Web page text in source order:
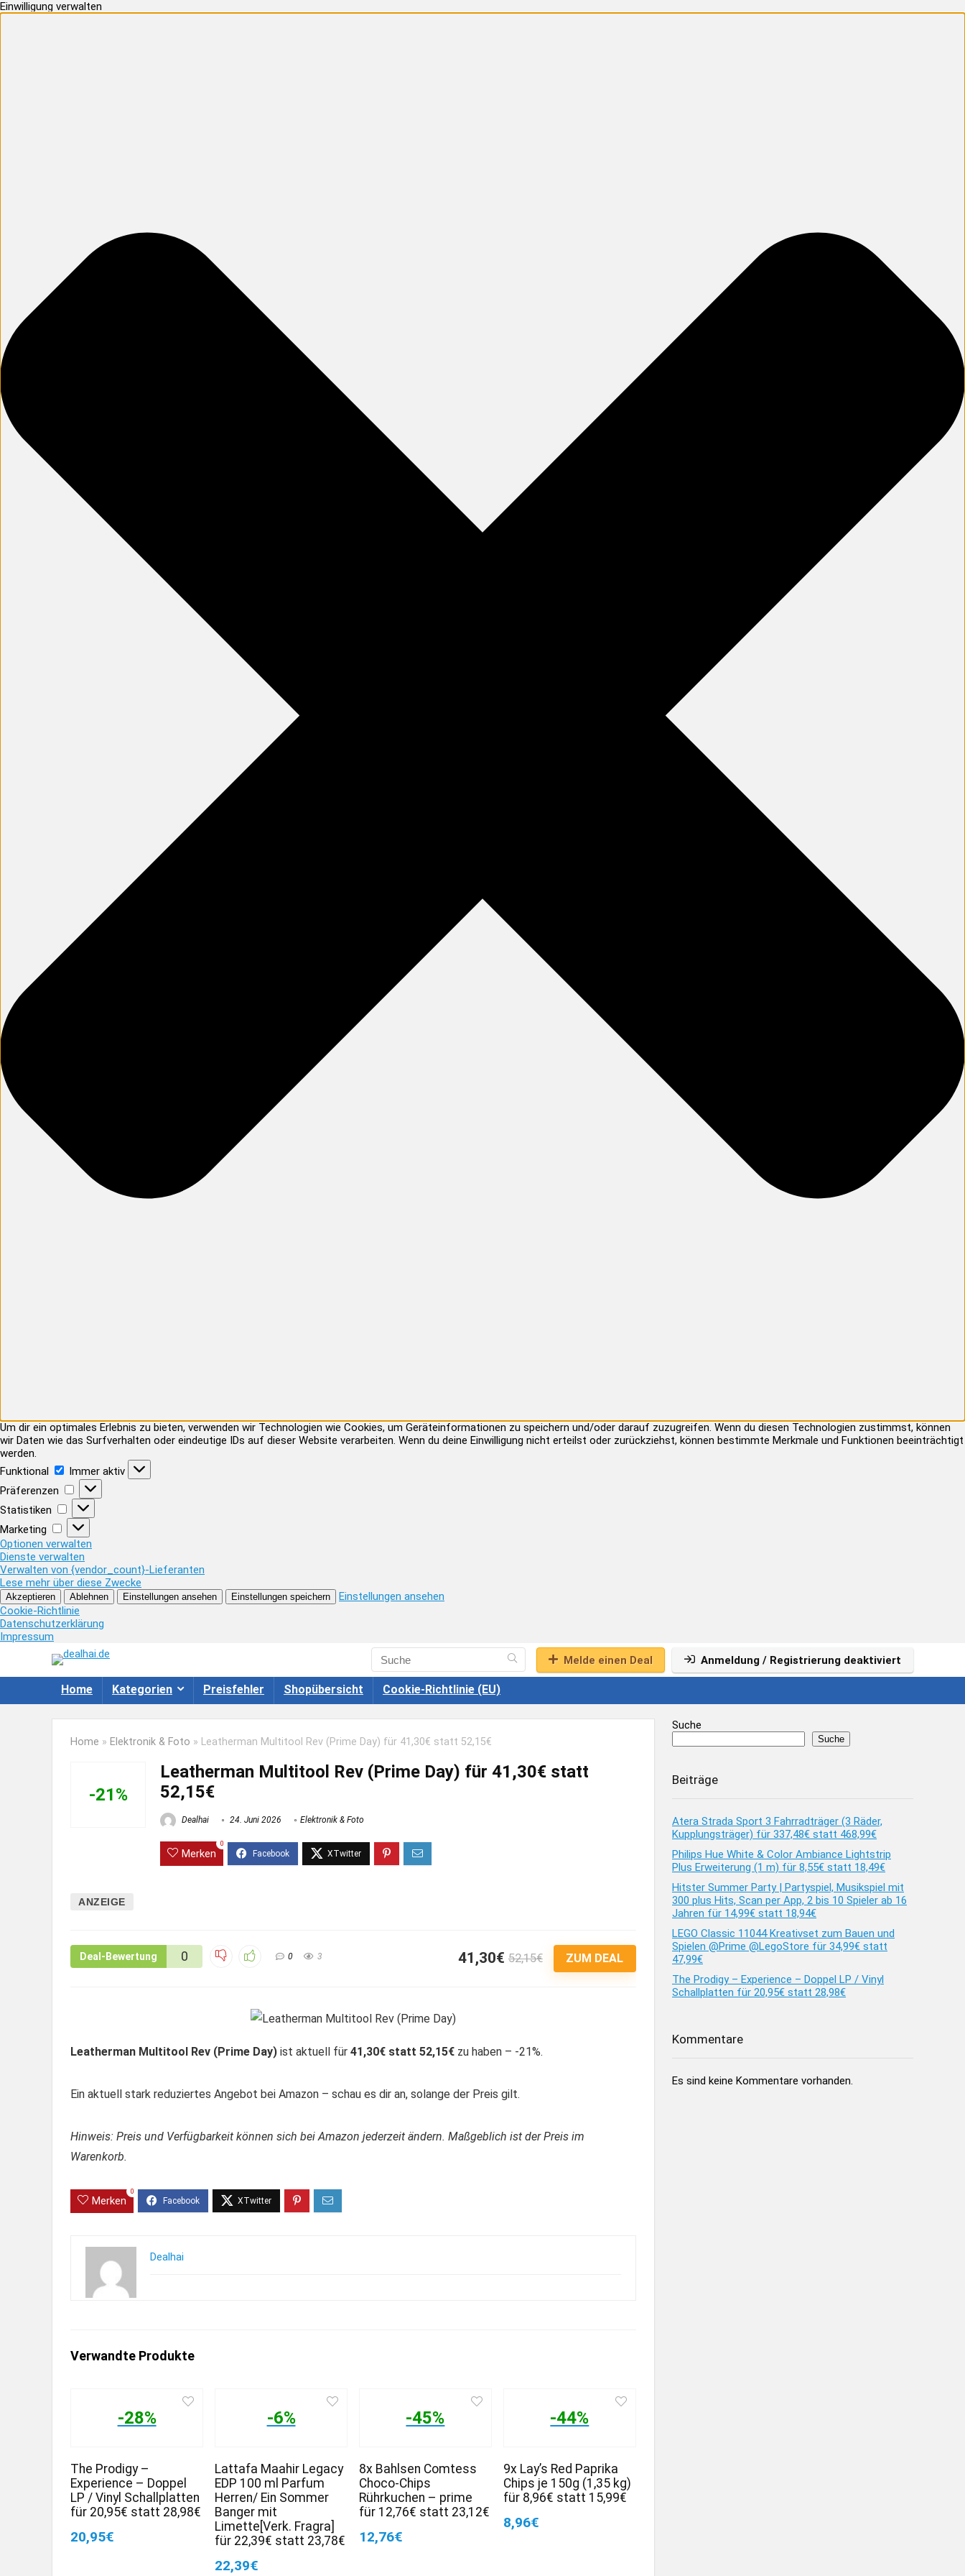
Einwilligung verwalten
Um dir ein optimales Erlebnis zu bieten, verwenden wir Technologien wie Cookies, um Geräteinformationen zu speichern und/oder darauf zuzugreifen. Wenn du diesen Technologien zustimmst, können
wir Daten wie das Surfverhalten oder eindeutige IDs auf dieser Website verarbeiten. Wenn du deine Einwilligung nicht erteilst oder zurückziehst, können bestimmte Merkmale und Funktionen beeinträchtigt
werden.
Funktional
Funktional
Immer aktiv
Präferenzen
Präferenzen
Statistiken
Statistiken
Marketing
Marketing
Optionen verwalten
Dienste verwalten
Verwalten von {vendor_count}-Lieferanten
Lese mehr über diese Zwecke
Akzeptieren Ablehnen Einstellungen ansehen Einstellungen speichern
Einstellungen ansehen
Cookie-Richtlinie
Datenschutzerklärung
Impressum
Melde einen Deal
Anmeldung / Registrierung deaktiviert
Home Kategorien Preisfehler Shopübersicht Cookie-Richtlinie (EU)
Home » Elektronik & Foto » Leatherman Multitool Rev (Prime Day) für 41,30€ statt 52,15€
-21%
Leatherman Multitool Rev (Prime Day) für 41,30€ statt
52,15€
Dealhai 24. Juni 2026 Elektronik & Foto
Merken
0
ANZEIGE
Deal-Bewertung 0 0 3 41,30€ 52,15€ ZUM DEAL
Leatherman Multitool Rev (Prime Day) ist aktuell für 41,30€ statt 52,15€ zu haben – -21%.
Ein aktuell stark reduziertes Angebot bei Amazon – schau es dir an, solange der Preis gilt.
Hinweis: Preis und Verfügbarkeit können sich bei Amazon jederzeit ändern. Maßgeblich ist der Preis im
Warenkorb.
Merken
0
Dealhai
Verwandte Produkte
-28%
The Prodigy –
Experience – Doppel
LP / Vinyl Schallplatten
für 20,95€ statt 28,98€
20,95€
-6%
Lattafa Maahir Legacy
EDP 100 ml Parfum
Herren/ Ein Sommer
Banger mit
Limette[Verk. Fragra]
für 22,39€ statt 23,78€
22,39€
-45%
8x Bahlsen Comtess
Choco-Chips
Rührkuchen – prime
für 12,76€ statt 23,12€
12,76€
-44%
9x Lay’s Red Paprika
Chips je 150g (1,35 kg)
für 8,96€ statt 15,99€
8,96€
Suche
Suche
Beiträge
Atera Strada Sport 3 Fahrradträger (3 Räder,
Kupplungsträger) für 337,48€ statt 468,99€
Philips Hue White & Color Ambiance Lightstrip
Plus Erweiterung (1 m) für 8,55€ statt 18,49€
Hitster Summer Party | Partyspiel, Musikspiel mit
300 plus Hits, Scan per App, 2 bis 10 Spieler ab 16
Jahren für 14,99€ statt 18,94€
LEGO Classic 11044 Kreativset zum Bauen und
Spielen @Prime @LegoStore für 34,99€ statt
47,99€
The Prodigy – Experience – Doppel LP / Vinyl
Schallplatten für 20,95€ statt 28,98€
Kommentare
Es sind keine Kommentare vorhanden.